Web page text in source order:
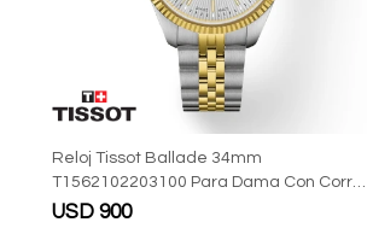
Reloj Tissot Ballade 34mm
T1562102203100 Para Dama Con Correa
De Acero
USD 900